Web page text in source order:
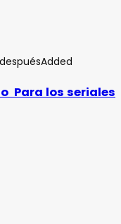
Added
Para los seriales